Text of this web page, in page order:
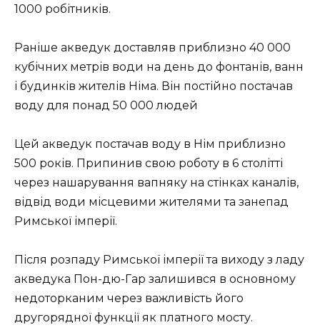
1000 робітників.
Раніше акведук доставляв приблизно 40 000
кубічних метрів води на день до фонтанів, ванн
і будинків жителів Німа. Він постійно постачав
воду для понад 50 000 людей
Цей акведук постачав воду в Нім приблизно
500 років. Припинив свою роботу в 6 столітті
через нашарування вапняку на стінках каналів,
відвід води місцевими жителями та занепад
Римської імперії.
Після розпаду Римської імперії та виходу з ладу
акведука Пон-дю-Гар залишився в основному
недоторканим через важливість його
другорядної функції як платного мосту.